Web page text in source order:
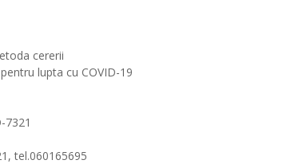
cererii
lupta cu COVID-19
7321
tel.060165695